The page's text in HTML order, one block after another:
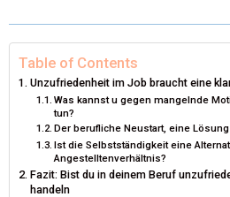
W
T
T
E
R
E
O
K
T
R
S
T
Table of Contents
Unzufriedenheit im Job braucht eine
Was kannst u gegen mangelnde
tun?
Der berufliche Neustart, eine
Ist die Selbstständigkeit eine
Angestelltenverhältnis?
Fazit: Bist du in deinem Beruf
handeln